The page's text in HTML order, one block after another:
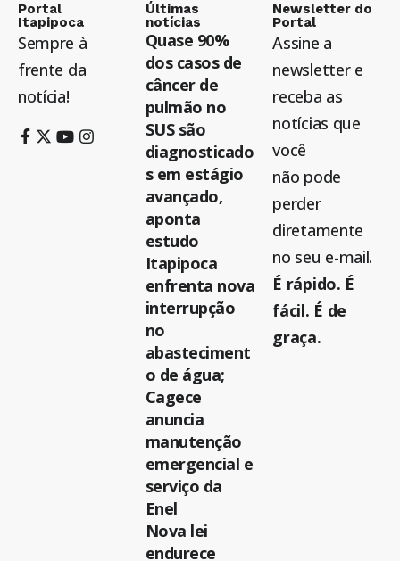
Portal
Itapipoca
Sempre à
frente da
notícia!
Últimas
notícias
Quase 90%
dos casos de
câncer de
pulmão no
SUS são
diagnosticado
s em estágio
avançado,
aponta
estudo
Itapipoca
enfrenta nova
interrupção
no
abasteciment
o de água;
Cagece
anuncia
manutenção
emergencial e
serviço da
Enel
Nova lei
endurece
Newsletter do
Portal
Assine a
newsletter e
receba as
notícias que
você
não pode
perder
diretamente
no seu e-mail.
É rápido. É
fácil. É de
graça.